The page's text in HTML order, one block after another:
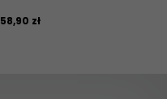
90 zł